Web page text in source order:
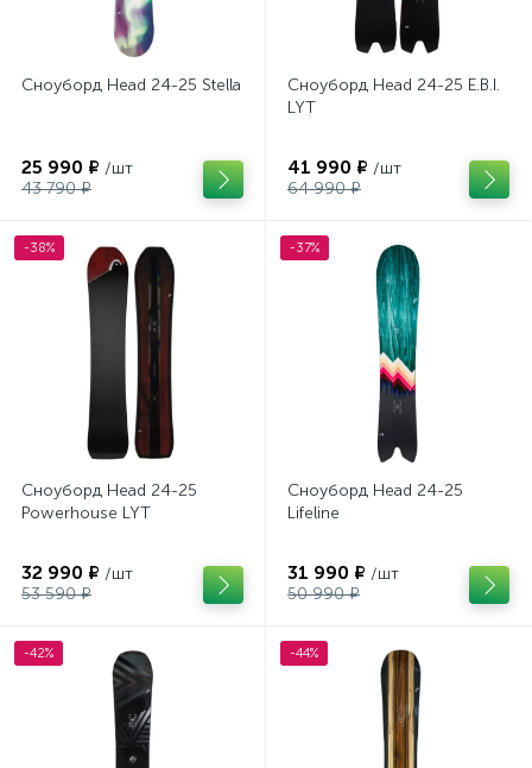
Сноуборд Head 24-25 Stella
25 990 ₽ /шт
43 790 ₽
Сноуборд Head 24-25 E.B.I.
LYT
41 990 ₽ /шт
64 990 ₽
-38%
Сноуборд Head 24-25
Powerhouse LYT
32 990 ₽ /шт
53 590 ₽
-37%
Сноуборд Head 24-25
Lifeline
31 990 ₽ /шт
50 990 ₽
-42% -44%